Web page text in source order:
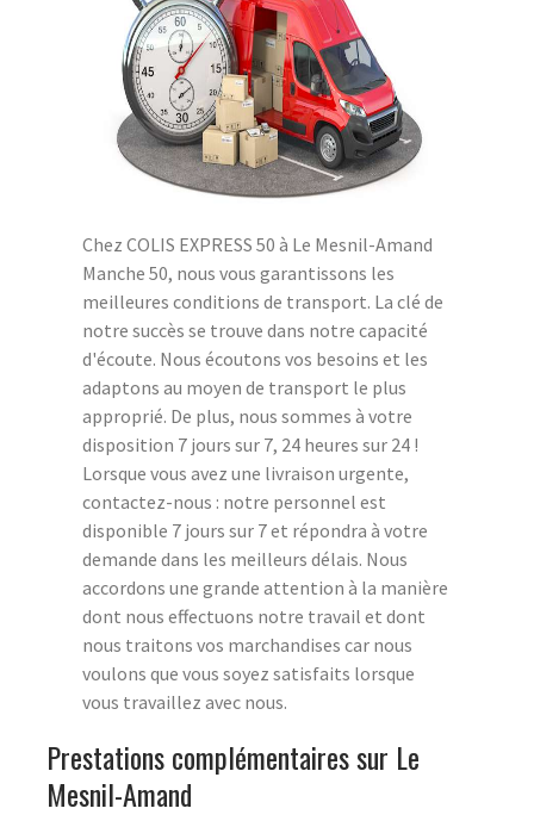
Chez COLIS EXPRESS 50 à Le Mesnil-Amand
Manche 50, nous vous garantissons les
meilleures conditions de transport. La clé de
notre succès se trouve dans notre capacité
d'écoute. Nous écoutons vos besoins et les
adaptons au moyen de transport le plus
approprié. De plus, nous sommes à votre
disposition 7 jours sur 7, 24 heures sur 24 !
Lorsque vous avez une livraison urgente,
contactez-nous : notre personnel est
disponible 7 jours sur 7 et répondra à votre
demande dans les meilleurs délais. Nous
accordons une grande attention à la manière
dont nous effectuons notre travail et dont
nous traitons vos marchandises car nous
voulons que vous soyez satisfaits lorsque
vous travaillez avec nous.
Prestations complémentaires sur Le
Mesnil-Amand